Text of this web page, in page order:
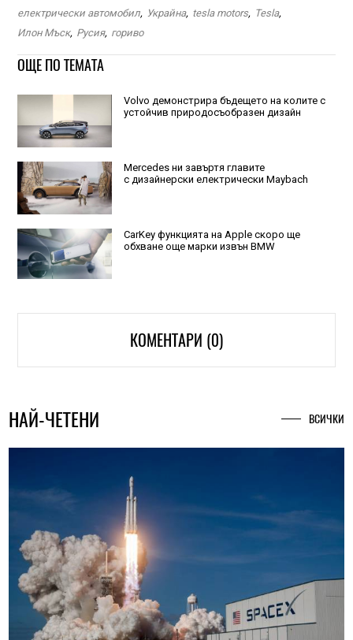
електрически автомобил, Украйна, tesla motors, Tesla,
Илон Мъск, Русия, гориво
ОЩЕ ПО ТЕМАТА
Volvo демонстрира бъдещето на колите с
устойчив природосъобразен дизайн
Mercedes ни завъртя главите
с дизайнерски електрически Maybach
CarKey функцията на Apple скоро ще
обхване още марки извън BMW
КОМЕНТАРИ (0)
НАЙ-ЧЕТЕНИ ВСИЧКИ